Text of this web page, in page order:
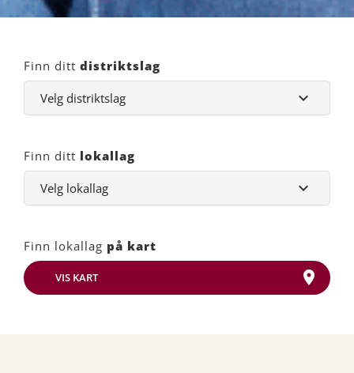
Finn ditt distriktslag
Finn ditt lokallag
Finn lokallag på kart
VIS KART